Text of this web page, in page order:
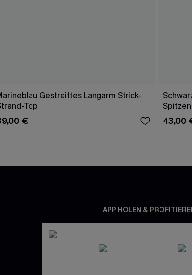
Gestreiftes Langarm Strick-
Top
€ 43,00
APP HOLEN &